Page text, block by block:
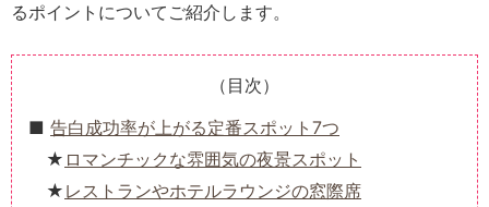
るポイントについてご紹介します。
（目次）
告白成功率が上がる定番スポット7つ
ロマンチックな雰囲気の夜景スポット
レストランやホテルラウンジの窓際席